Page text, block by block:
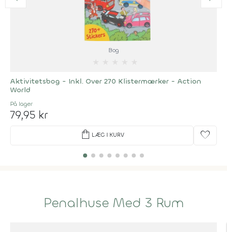
Bog
Aktivitetsbog - Inkl. Over 270 Klistermærker - Action
World
På lager
79,95 kr
shopping_bag LÆG I KURV favorite
Penalhuse Med 3 Rum